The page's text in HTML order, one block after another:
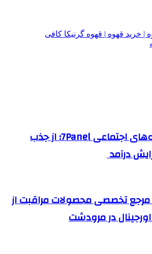
| خرید قهوه | قهوه گرنیکا کافی
خدمات شبکه‌های اجتماعی 7Panel؛ از جذب
درآمد
مرجع تخصصی محصولات مراقبت از
در مرودشت